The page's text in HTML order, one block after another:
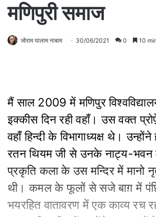
मणिपुरी समाज
जोराम यालाम नाबाम 30/06/2021 0 10
मैं साल 2009 में मणिपुर
इक्कीस दिन रही वहाँ। उस वक्त
वहाँ हिन्दी के विभागाध्यक्ष थे।
रतन थियम जी से उनके नाट्य-भवन
प्रकृति कला के उस मन्दिर में मानो
थी। कमल के फूलों से सजे बाग़ में
भयरहित वातावरण में एक काव्य रच